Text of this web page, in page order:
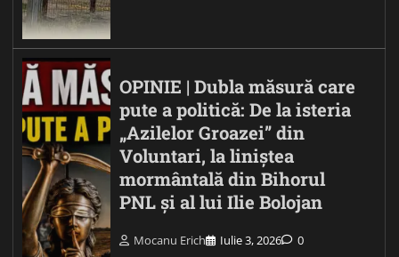
OPINIE | Dubla măsură care
pute a politică: De la isteria
„Azilelor Groazei” din
Voluntari, la liniștea
mormântală din Bihorul
PNL și al lui Ilie Bolojan
Mocanu Erich Iulie 3, 2026 0